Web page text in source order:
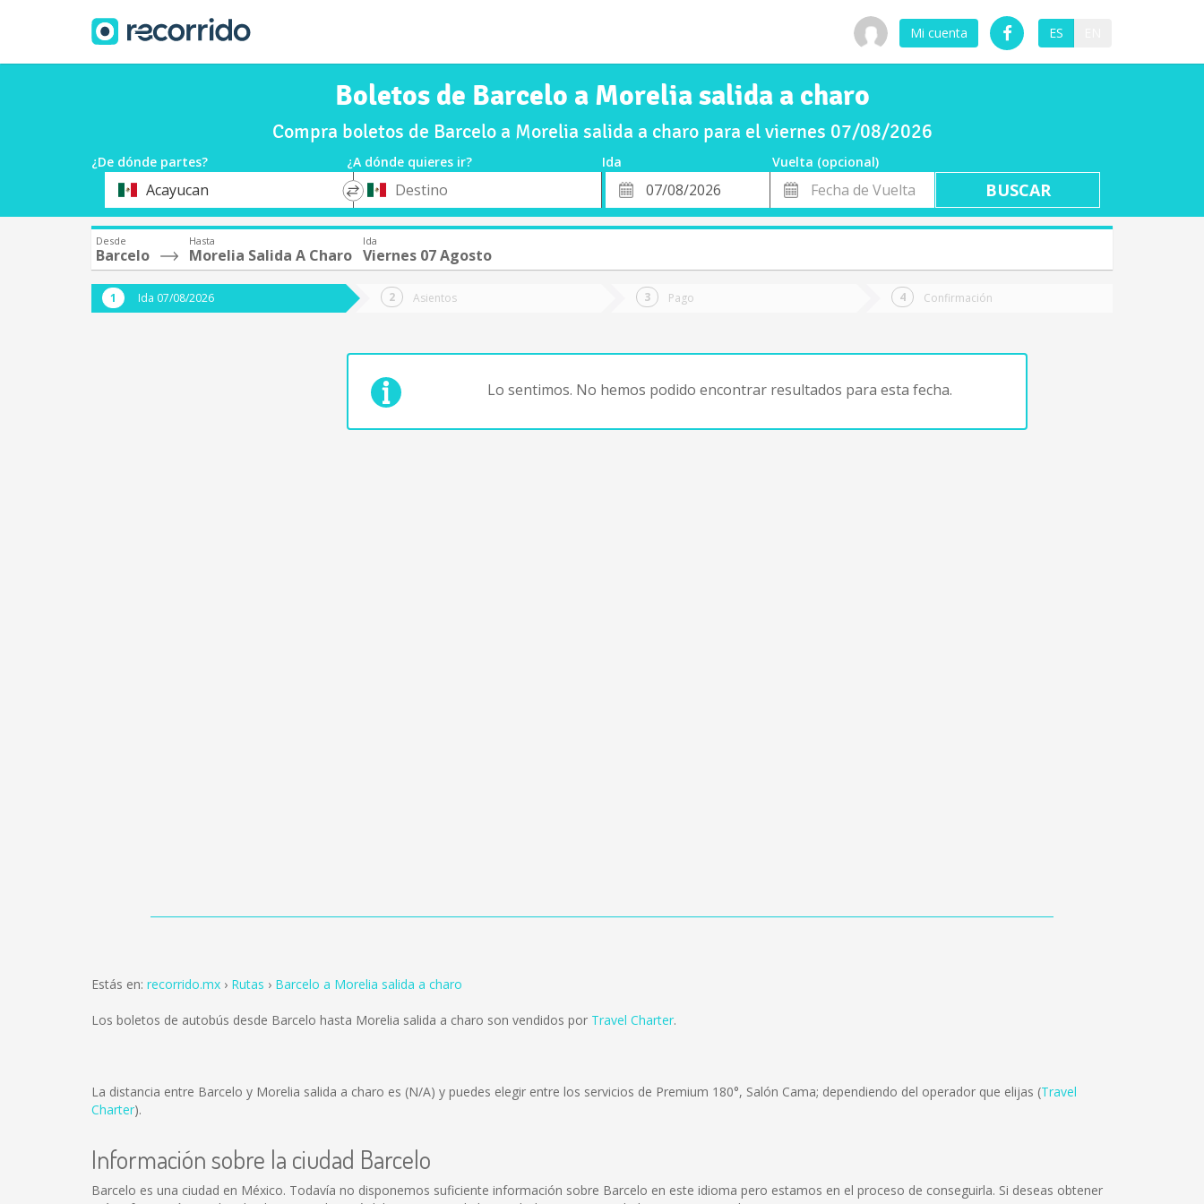
Mi cuenta ES
Boletos de Barcelo a Morelia salida a charo
Compra boletos de Barcelo a Morelia salida a charo para el viernes 07/08/2026
¿De dónde partes? ¿A dónde quieres ir? Ida
Vuelta (opcional)
OrigenAcayucan
*
Destino
Fecha
de
Fecha
de
Vuelta
Desde
Barcelo
Hasta
Morelia Salida A Charo
Ida
Viernes 07 Agosto
Ida 07/08/2026 Asientos Pago Confirmación
Lo sentimos. No hemos podido encontrar resultados para esta fecha.
Estás en: recorrido.mx Rutas Barcelo a Morelia salida a charo
Los boletos de autobús desde Barcelo hasta Morelia salida a charo son vendidos por Travel Charter.
La distancia entre Barcelo y Morelia salida a charo es (N/A) y puedes elegir entre los servicios de Premium 180°, Salón Cama; dependiendo del operador que elijas (Travel
Charter).
Información sobre la ciudad Barcelo
Barcelo es una ciudad en México. Todavía no disponemos suficiente información sobre Barcelo en este idioma pero estamos en el proceso de conseguirla. Si deseas obtener